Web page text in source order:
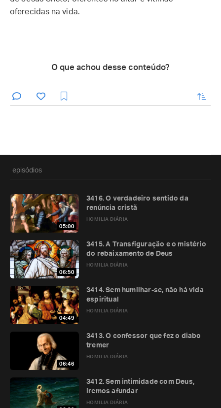
oferecidas na vida.
O que achou desse conteúdo?
enviar
episódios
05:00
HOMILIA DIÁRIA
3416. O verdadeiro sentido da
renúncia cristã
06:50
HOMILIA DIÁRIA
3415. A Transfiguração e o mistério
do rebaixamento de Deus
04:49
HOMILIA DIÁRIA
3414. Sem humilhar-se, não há vida
espiritual
06:46
HOMILIA DIÁRIA
3413. O confessor que fez o diabo
tremer
HOMILIA DIÁRIA
3412. Sem intimidade com Deus,
iremos afundar